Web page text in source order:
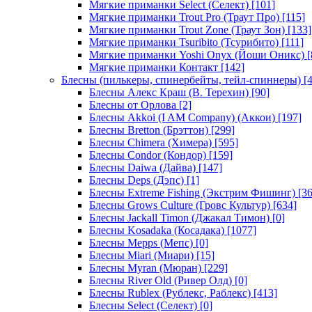
Мягкие приманки Select (Селект) [101]
Мягкие приманки Trout Pro (Траут Про) [115]
Мягкие приманки Trout Zone (Траут Зон) [133]
Мягкие приманки Tsuribito (Тсурибито) [111]
Мягкие приманки Yoshi Onyx (Йоши Оникс)
Мягкие приманки Контакт [142]
Блесны (пилькеры, спинербейты, тейл-спиннеры)
Блесны Алекс Краш (В. Терехин) [90]
Блесны от Орлова [2]
Блесны Akkoi (I AM Company) (Аккои) [197]
Блесны Bretton (Брэттон) [299]
Блесны Chimera (Химера) [595]
Блесны Condor (Кондор) [159]
Блесны Daiwa (Дайва) [147]
Блесны Deps (Дэпс) [1]
Блесны Extreme Fishing (Экстрим Фишинг)
Блесны Grows Culture (Гровс Культур) [634]
Блесны Jackall Timon (Джакал Тимон) [0]
Блесны Kosadaka (Косадака) [1077]
Блесны Mepps (Мепс) [0]
Блесны Miari (Миари) [15]
Блесны Myran (Мюран) [229]
Блесны River Old (Ривер Олд) [0]
Блесны Rublex (Рублекс, Раблекс) [413]
Блесны Select (Селект) [0]